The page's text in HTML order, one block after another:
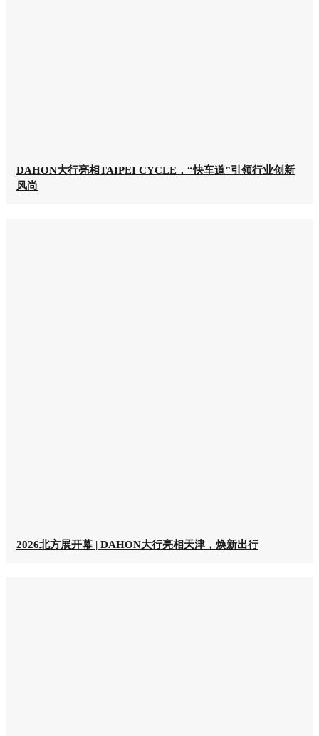
DAHON大行亮相TAIPEI CYCLE，“快车道”引领行业创新
风尚
2026北方展开幕 | DAHON大行亮相天津，焕新出行